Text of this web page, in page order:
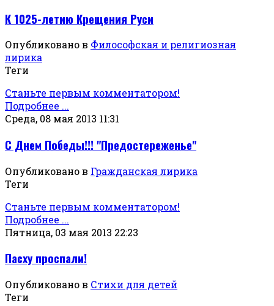
К 1025-летию Крещения Руси
Опубликовано в Философская и религиозная
лирика
Теги
Станьте первым комментатором!
Подробнее ...
Среда, 08 мая 2013 11:31
С Днем Победы!!! "Предостереженье"
Опубликовано в Гражданская лирика
Теги
Станьте первым комментатором!
Подробнее ...
Пятница, 03 мая 2013 22:23
Пасху проспали!
Опубликовано в Стихи для детей
Теги